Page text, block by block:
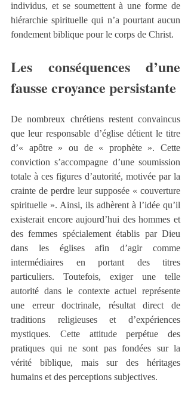
individus, et se soumettent à une forme de
hiérarchie spirituelle qui n’a pourtant aucun
fondement biblique pour le corps de Christ.
Les conséquences d’une
fausse croyance persistante
De nombreux chrétiens restent convaincus
que leur responsable d’église détient le titre
d’« apôtre » ou de « prophète ». Cette
conviction s’accompagne d’une soumission
totale à ces figures d’autorité, motivée par la
crainte de perdre leur supposée « couverture
spirituelle ». Ainsi, ils adhèrent à l’idée qu’il
existerait encore aujourd’hui des hommes et
des femmes spécialement établis par Dieu
dans les églises afin d’agir comme
intermédiaires en portant des titres
particuliers. Toutefois, exiger une telle
autorité dans le contexte actuel représente
une erreur doctrinale, résultat direct de
traditions religieuses et d’expériences
mystiques. Cette attitude perpétue des
pratiques qui ne sont pas fondées sur la
vérité biblique, mais sur des héritages
humains et des perceptions subjectives.